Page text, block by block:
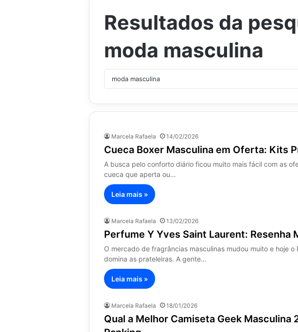
Resultados da
moda masculina
Marcela Rafaela 14/02/2026
Cueca Boxer Masculina em Oferta: Kits
A busca pelo conforto diário ficou muito mais fácil com as
cueca que aperta ou…
Leia mais »
Marcela Rafaela 13/02/2026
Perfume Y Yves Saint Laurent: Resenha
O mercado de fragrâncias masculinas mudou muito e hoje o
domina as prateleiras. A gente…
Leia mais »
Marcela Rafaela 18/01/2026
Qual a Melhor Camiseta Geek Masculina